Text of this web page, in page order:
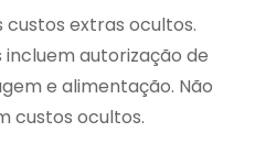
custos extras ocultos.
incluem autorização de
e alimentação. Não
custos ocultos.